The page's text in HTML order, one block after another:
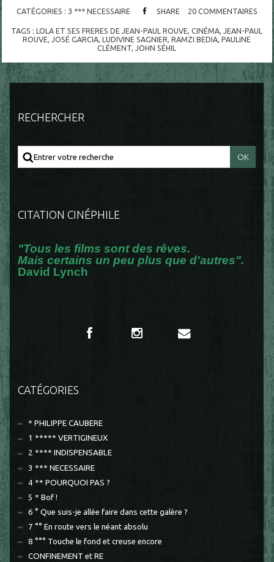
CATÉGORIES : 3 *** NECESSAIRE SHARE 20 COMMENTAIRES
TAGS :LOLA ET SES FRERES DE JEAN-PAUL ROUVE,CINÉMA,JEAN-PAUL
ROUVE,JOSÉ GARCIA,LUDIVINE SAGNIER,RAMZI BEDIA,PAULINE
CLÉMENT,JOHN SÉHIL
RECHERCHER
CITATION CINÉPHILE
"Tous les films sont des rêves.
Mais certains un peu plus que d'autres".
David Lynch
CATÉGORIES
* PHILIPPE CAUBERE
1 ***** VERTIGINEUX
2 **** INDISPENSABLE
3 *** NECESSAIRE
4 ** POURQUOI PAS ?
5 * Bof !
6 ° Que suis-je allée faire dans cette galère ?
7 °° En route vers le néant absolu
8 °°° Touche le fond et creuse encore
CONFINEMENT et RE